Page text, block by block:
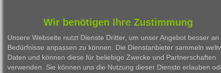
Person Firma Serie
Wir benötigen Ihre Zustimmung
Unsere Webseite nutzt Dienste Dritter, um unser Angebot besser an
Bedürfnisse anpassen zu können. Die Dienstanbieter sammeln
Daten und können diese für beliebige Zwecke und Partnerschaften
verwenden. Sie können uns die Nutzung dieser Dienste erlauben